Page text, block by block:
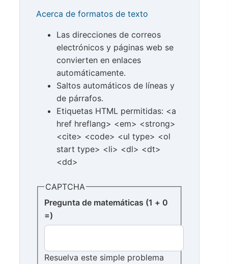
Acerca de formatos de texto
Las direcciones de correos
electrónicos y páginas web se
convierten en enlaces
automáticamente.
Saltos automáticos de líneas y
de párrafos.
Etiquetas HTML permitidas: <a
href hreflang> <em> <strong>
<cite> <code> <ul type> <ol
start type> <li> <dl> <dt>
<dd>
CAPTCHA
Pregunta de matemáticas (1 + 0
=)
Resuelva este simple problema